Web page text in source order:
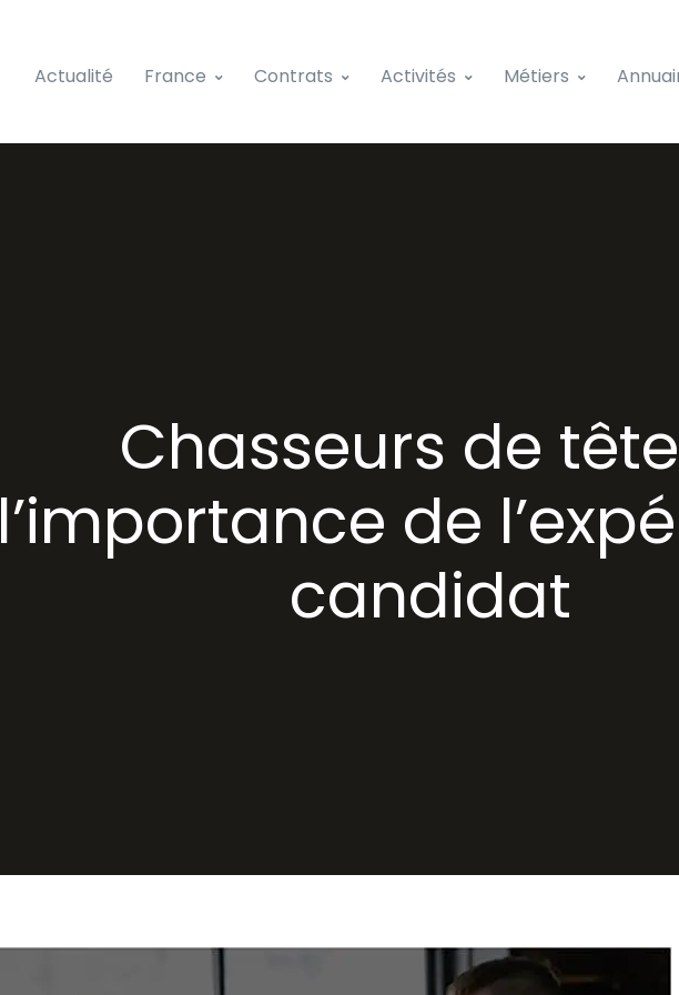
Actualité France Contrats Activités Métiers
Chasseurs de
l’importance de
candidat